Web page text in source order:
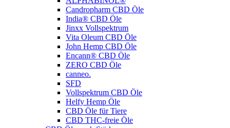
Candropharm CBD Öle
India® CBD Öle
Jinxx Vollspektrum
Vita Oleum CBD Öle
John Hemp CBD Öle
Encann® CBD Öle
ZERO CBD Öle
canneo.
SFD
Vollspektrum CBD Öle
Helfy Hemp Öle
CBD Öle für Tiere
CBD THC-freie Öle